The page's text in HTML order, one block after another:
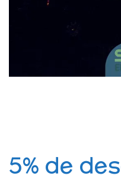
5% de